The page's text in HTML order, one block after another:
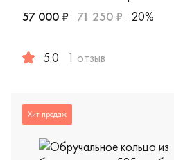
57 000 ₽ 71 250 ₽ 20%
5.0 1 отзыв
Хит продаж